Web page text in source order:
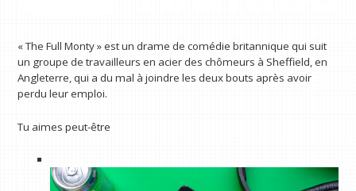
« The Full Monty » est un drame de comédie britannique qui suit
un groupe de travailleurs en acier des chômeurs à Sheffield, en
Angleterre, qui a du mal à joindre les deux bouts après avoir
perdu leur emploi.
Tu aimes peut-être